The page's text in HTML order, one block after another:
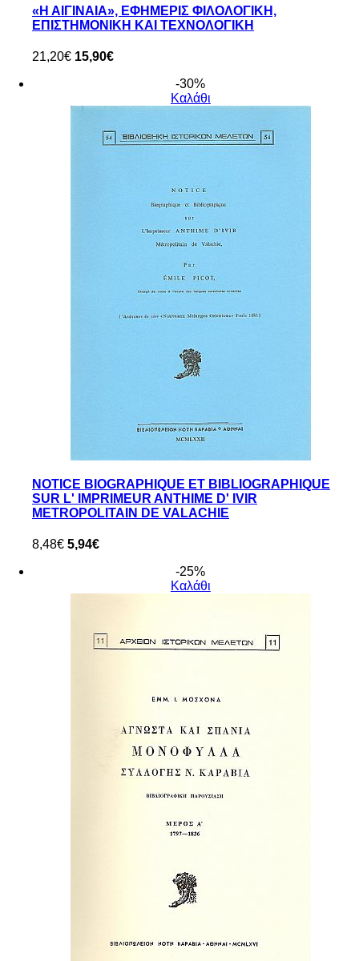
«Η ΑΙΓΙΝΑΙΑ», ΕΦΗΜΕΡΙΣ ΦΙΛΟΛΟΓΙΚΗ,
ΕΠΙΣΤΗΜΟΝΙΚΗ ΚΑΙ ΤΕΧΝΟΛΟΓΙΚΗ
21,20€ 15,90€
-30%
Καλάθι
NOTICE BIOGRAPHIQUE ET BIBLIOGRAPHIQUE
SUR L' IMPRIMEUR ANTHIME D' IVIR
METROPOLITAIN DE VALACHIE
8,48€ 5,94€
-25%
Καλάθι